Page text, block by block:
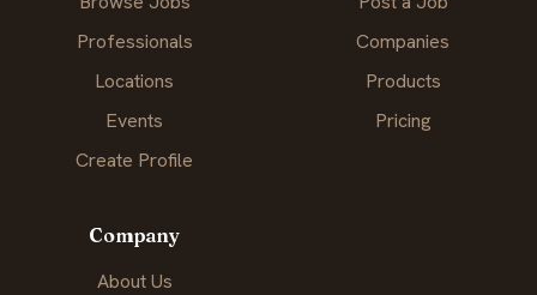
Professionals
Locations
Events
Create Profile
Companies
Products
Pricing
Company
About Us